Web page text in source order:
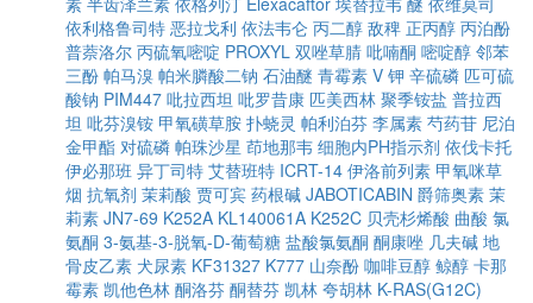
依利格鲁司特 恶拉戈利 依法韦仑 丙二醇 敌稗 正丙醇 丙泊酚
普萘洛尔 丙硫氧嘧啶 PROXYL 双唑草腈 吡喃酮 嘧啶醇 邻苯
三酚 帕马溴 帕米膦酸二钠 石油醚 青霉素 V 钾 辛硫磷 匹可硫
酸钠 PIM447 吡拉西坦 吡罗昔康 匹美西林 聚季铵盐 普拉西
坦 吡芬溴铵 甲氧磺草胺 扑蛲灵 帕利泊芬 李属素 芍药苷 尼泊
金甲酯 对硫磷 帕珠沙星 茚地那韦 细胞内PH指示剂 依伐卡托
伊必那班 异丁司特 艾替班特 ICRT-14 伊洛前列素 甲氧咪草
烟 抗氧剂 茉莉酸 贾可宾 药根碱 JABOTICABIN 爵筛奥素 茉
莉素 JN7-69 K252A KL140061A K252C 贝壳杉烯酸 曲酸 氯
氨酮 3-氨基-3-脱氧-D-葡萄糖 盐酸氯氨酮 酮康唑 几夫碱 地
骨皮乙素 犬尿素 KF31327 K777 山奈酚 咖啡豆醇 鲸醇 卡那
霉素 凯他色林 酮洛芬 酮替芬 凯林 夸胡林 K-RAS(G12C)